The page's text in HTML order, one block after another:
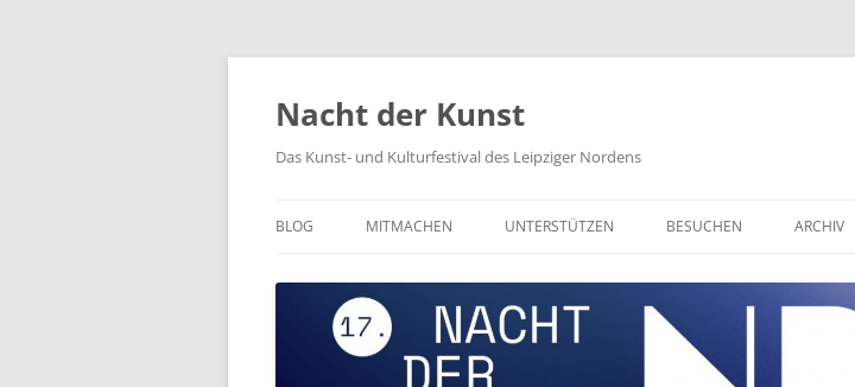
Zum
springen
Nacht der Kunst
Das Kunst- und Kulturfestival des Leipziger Nordens
BLOG MITMACHEN UNTERSTÜTZEN BESUCHEN ARCHIV